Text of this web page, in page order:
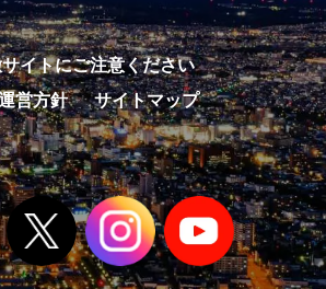
イトにご注意ください
営方針
サイトマップ